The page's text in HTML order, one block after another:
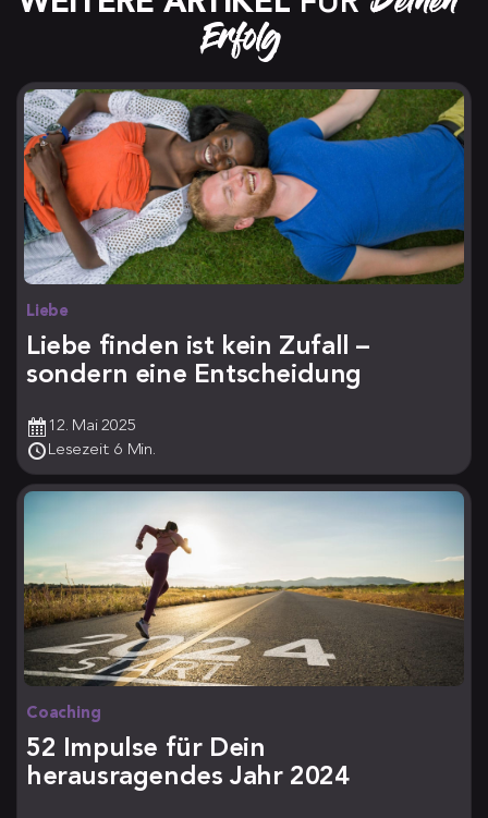
Erfolg
Liebe
Liebe finden ist kein Zufall –
sondern eine Entscheidung
12. Mai 2025
Lesezeit: 6 Min.
Coaching
52 Impulse für Dein
herausragendes Jahr 2024